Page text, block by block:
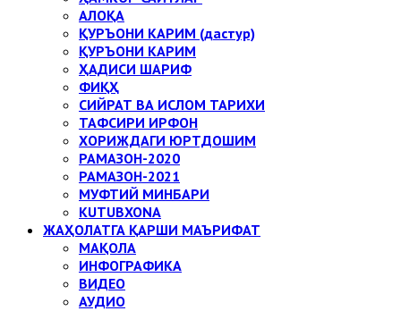
АЛОҚА
ҚУРЪОНИ КАРИМ (дастур)
ҚУРЪОНИ КАРИМ
ҲАДИСИ ШАРИФ
ФИҚҲ
СИЙРАТ ВА ИСЛОМ ТАРИХИ
ТАФСИРИ ИРФОН
ХОРИЖДАГИ ЮРТДОШИМ
РАМАЗОН-2020
РАМАЗОН-2021
МУФТИЙ МИНБАРИ
KUTUBXONA
ЖАҲОЛАТГА ҚАРШИ МАЪРИФАТ
МАҚОЛА
ИНФОГРАФИКА
ВИДЕО
АУДИО